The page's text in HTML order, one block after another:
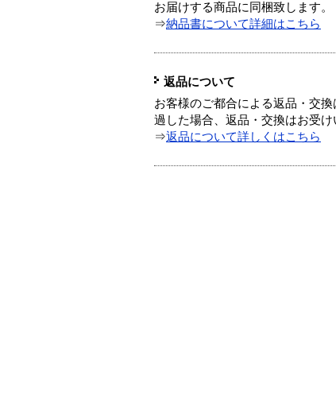
お届けする商品に同梱致します。
⇒納品書について詳細はこちら
返品について
お客様のご都合による返品・交
過した場合、返品・交換はお受け
⇒返品について詳しくはこちら